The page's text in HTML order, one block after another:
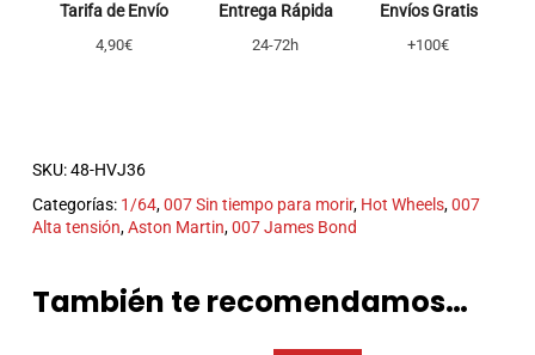
Tarifa de Envío
4,90€
Entrega Rápida
24-72h
Envíos Gratis
+100€
SKU:48-HVJ36
Categorías: 1/64,007 Sin tiempo para morir, Hot Wheels,007
Alta tensión,Aston Martin,007 James Bond
También te recomendamos…